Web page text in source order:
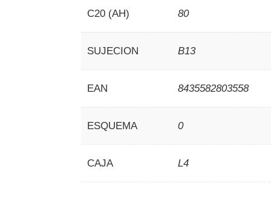
C20 (AH) 80
SUJECION B13
EAN 8435582803558
ESQUEMA 0
CAJA L4